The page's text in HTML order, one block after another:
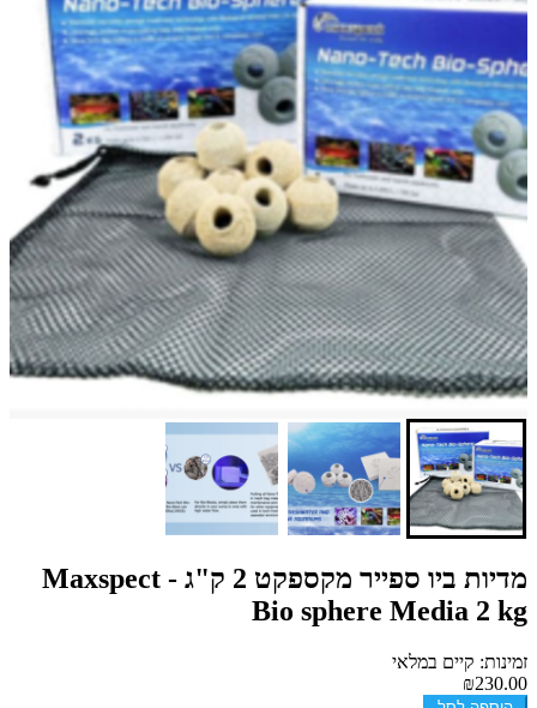
מדיות ביו ספייר מקספקט 2 ק"ג - Maxspect
Bio sphere Media 2 kg
זמינות: קיים במלאי
₪230.00